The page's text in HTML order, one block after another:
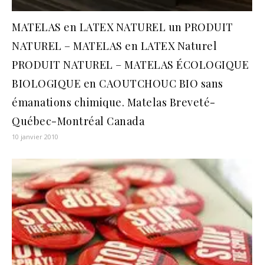
MATELAS en LATEX NATUREL un PRODUIT
NATUREL – MATELAS en LATEX Naturel
PRODUIT NATUREL – MATELAS ÉCOLOGIQUE
BIOLOGIQUE en CAOUTCHOUC BIO sans
émanations chimique. Matelas Breveté-
Québec-Montréal Canada
10 janvier 2010